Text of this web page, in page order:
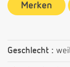
Merken
Geschlecht :